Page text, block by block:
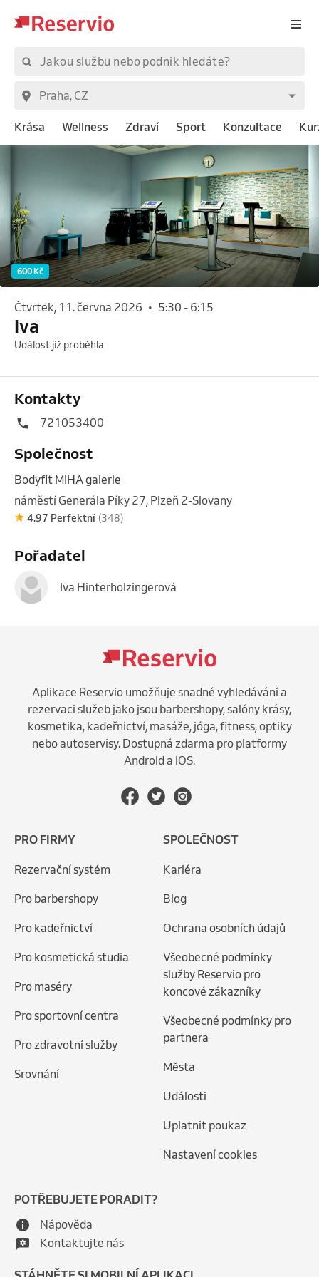
Krása Wellness Zdraví Sport Konzultace
600 Kč
čtvrtek, 11. června 2026 • 5:30 - 6:15
Iva
Událost již proběhla
Kontakty
721053400
Společnost
Bodyfit MIHA galerie
náměstí Generála Píky 27, Plzeň 2-Slovany
4.97 Perfektní (348)
Pořadatel
Iva Hinterholzingerová
Aplikace Reservio umožňuje snadné vyhledávání a
rezervaci služeb jako jsou barbershopy, salóny krásy,
kosmetika, kadeřnictví, masáže, jóga, fitness, optiky
nebo autoservisy. Dostupná zdarma pro platformy
Android a iOS.
PRO FIRMY
Rezervační systém
Pro barbershopy
Pro kadeřnictví
Pro kosmetická studia
Pro maséry
Pro sportovní centra
Pro zdravotní služby
Srovnání
SPOLEČNOST
Kariéra
Blog
Ochrana osobních údajů
Všeobecné podmínky
služby Reservio pro
koncové zákazníky
Všeobecné podmínky pro
partnera
Města
Události
Uplatnit poukaz
Nastavení cookies
POTŘEBUJETE PORADIT?
Nápověda
Kontaktujte nás